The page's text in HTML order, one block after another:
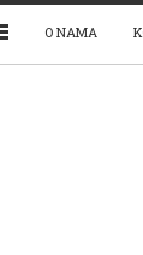
O NAMA